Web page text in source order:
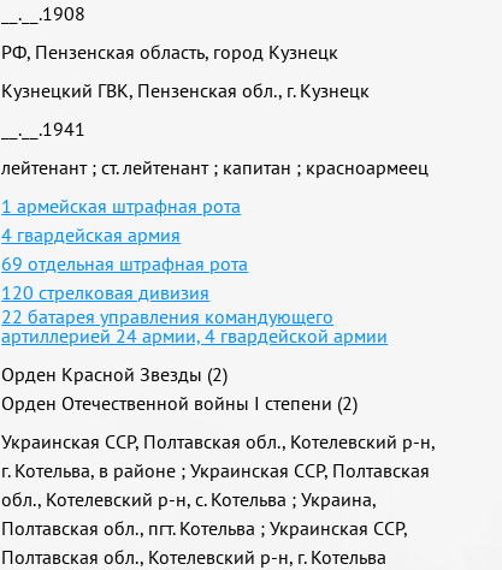
__.__.1908
РФ, Пензенская область, город Кузнецк
Кузнецкий ГВК, Пензенская обл., г. Кузнецк
__.__.1941
лейтенант;ст. лейтенант; капитан ; красноармеец
1 армейская штрафная рота
4 гвардейская армия
69 отдельная штрафная рота
120 стрелковая дивизия
22 батарея управления командующего
артиллерией 24 армии, 4 гвардейской армии
Орден Красной Звезды (2)
Орден Отечественной войны I степени (2)
Украинская ССР, Полтавская обл., Котелевский р-н,
г. Котельва, в районе ;Украинская ССР, Полтавская
обл., Котелевский р-н, с. Котельва ;Украина,
Полтавская обл., пгт. Котельва ;Украинская ССР,
Полтавская обл., Котелевский р-н, г. Котельва